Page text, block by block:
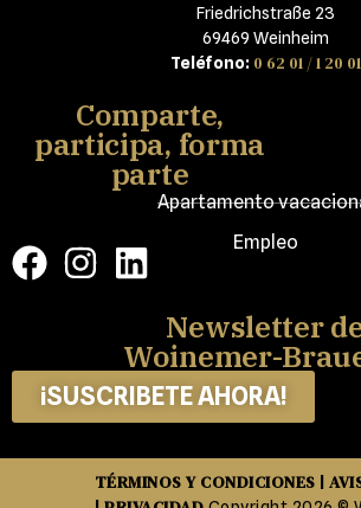
Friedrichstraße 23
69469 Weinheim
Teléfono: 0 62 01 / 1 20 01
Comparte,
participa, forma
parte
Apartamento
Empleo
Newsletter
Woinemer-
¡SUSCRIBETE AHORA!
TÉRMINOS Y CONDICIONES